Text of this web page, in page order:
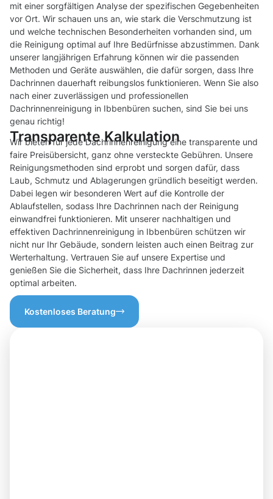
mit einer sorgfältigen Analyse der spezifischen Gegebenheiten
vor Ort. Wir schauen uns an, wie stark die Verschmutzung ist
und welche technischen Besonderheiten vorhanden sind, um
die Reinigung optimal auf Ihre Bedürfnisse abzustimmen. Dank
unserer langjährigen Erfahrung können wir die passenden
Methoden und Geräte auswählen, die dafür sorgen, dass Ihre
Dachrinnen dauerhaft reibungslos funktionieren. Wenn Sie also
nach einer zuverlässigen und professionellen
Dachrinnenreinigung in Ibbenbüren suchen, sind Sie bei uns
genau richtig!
Transparente Kalkulation
Wir bieten für jede Dachrinnenreinigung eine transparente und
faire Preisübersicht, ganz ohne versteckte Gebühren. Unsere
Reinigungsmethoden sind erprobt und sorgen dafür, dass
Laub, Schmutz und Ablagerungen gründlich beseitigt werden.
Dabei legen wir besonderen Wert auf die Kontrolle der
Ablaufstellen, sodass Ihre Dachrinnen nach der Reinigung
einwandfrei funktionieren. Mit unserer nachhaltigen und
effektiven Dachrinnenreinigung in Ibbenbüren schützen wir
nicht nur Ihr Gebäude, sondern leisten auch einen Beitrag zur
Werterhaltung. Vertrauen Sie auf unsere Expertise und
genießen Sie die Sicherheit, dass Ihre Dachrinnen jederzeit
optimal arbeiten.
Kostenloses Beratung